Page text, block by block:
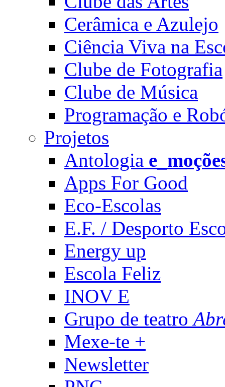
Cerâmica e Azulejo
Ciência Viva na
Clube de Fotografia
Clube de Música
Programação e
Projetos
Antologia
Apps For Good
Eco-Escolas
E.F. / Desporto
Energy up
Escola Feliz
INOV E
Grupo de teatro
Mexe-te +
Newsletter